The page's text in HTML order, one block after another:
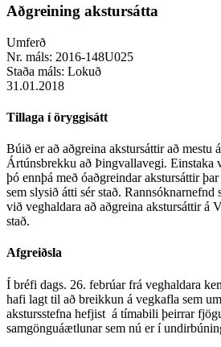
Aðgreining akstursátta
Umferð
Nr. máls: 2016-148U025
Staða máls: Lokuð
31.01.2018
Tillaga í öryggisátt
Búið er að aðgreina akstursáttir að mestu
Ártúnsbrekku að Þingvallavegi. Einstaka
þó ennþá með óaðgreindar akstursáttir
sem slysið átti sér stað. Rannsóknarnefnd
við veghaldara að aðgreina akstursáttir á
stað.
Afgreiðsla
Í bréfi dags. 26. febrúar frá veghaldara
hafi lagt til að breikkun á vegkafla sem
akstursstefna hefjist á tímabili þeirrar
samgönguáætlunar sem nú er í